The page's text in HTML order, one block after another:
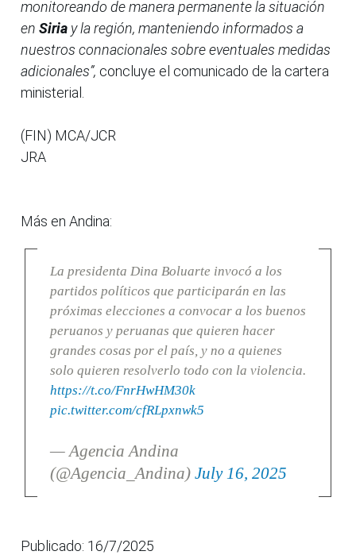
monitoreando de manera permanente la situación
en Siria y la región, manteniendo informados a
nuestros connacionales sobre eventuales medidas
adicionales”, concluye el comunicado de la cartera
ministerial.
(FIN) MCA/JCR
JRA
Más en Andina:
La presidenta Dina Boluarte invocó a los
partidos políticos que participarán en las
próximas elecciones a convocar a los buenos
peruanos y peruanas que quieren hacer
grandes cosas por el país, y no a quienes
solo quieren resolverlo todo con la violencia.
https://t.co/FnrHwHM30k
pic.twitter.com/cfRLpxnwk5
— Agencia Andina
(@Agencia_Andina) July 16, 2025
Publicado: 16/7/2025